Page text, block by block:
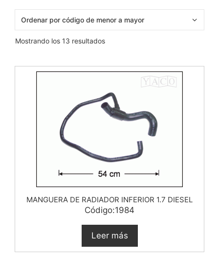
Mostrando los 13 resultados
MANGUERA DE RADIADOR INFERIOR 1.7 DIESEL
Código:1984
Leer más